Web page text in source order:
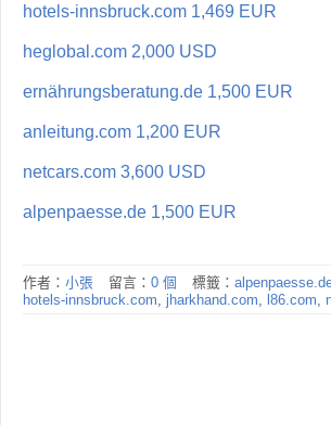
hotels-innsbruck.com 1,469 EUR
heglobal.com 2,000 USD
ernährungsberatung.de 1,500 EUR
anleitung.com 1,200 EUR
netcars.com 3,600 USD
alpenpaesse.de 1,500 EUR
作者： 小張 留言： 0 個 標籤：
hotels-innsbruck.com, jharkhand.com, l86.com,